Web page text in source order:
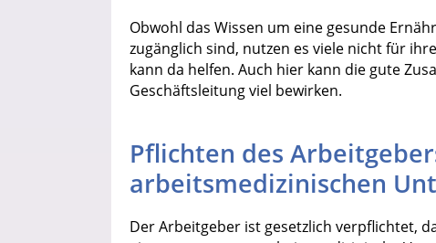
Obwohl das Wissen um eine gesunde
zugänglich sind, nutzen es viele nicht für
kann da helfen. Auch hier kann die gute
Geschäftsleitung viel bewirken.
Pflichten des
arbeitsmedizinischen
Der Arbeitgeber ist gesetzlich verpflichtet,